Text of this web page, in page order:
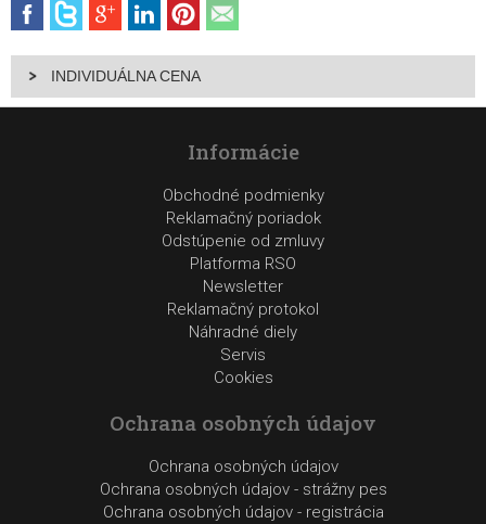
INDIVIDUÁLNA CENA
Informácie
Obchodné podmienky
Reklamačný poriadok
Odstúpenie od zmluvy
Platforma RSO
Newsletter
Reklamačný protokol
Náhradné diely
Servis
Cookies
Ochrana osobných údajov
Ochrana osobných údajov
Ochrana osobných údajov - strážny pes
Ochrana osobných údajov - registrácia